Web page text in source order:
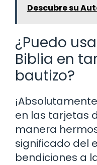
Descubre su
¿Puedo
Biblia en
bautizo?
en las tarjetas
manera
significado del
bendiciones a